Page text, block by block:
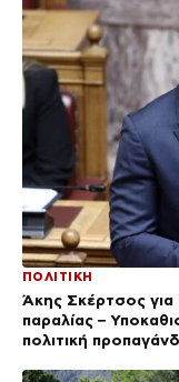
ΠΟΛΙΤΙΚΗ
Άκης Σκέρτσος
παραλίας –
πολιτική